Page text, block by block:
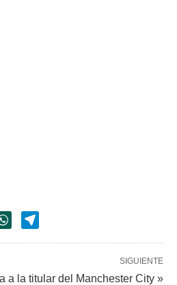
SIGUIENTE
a la titular del Manchester City »